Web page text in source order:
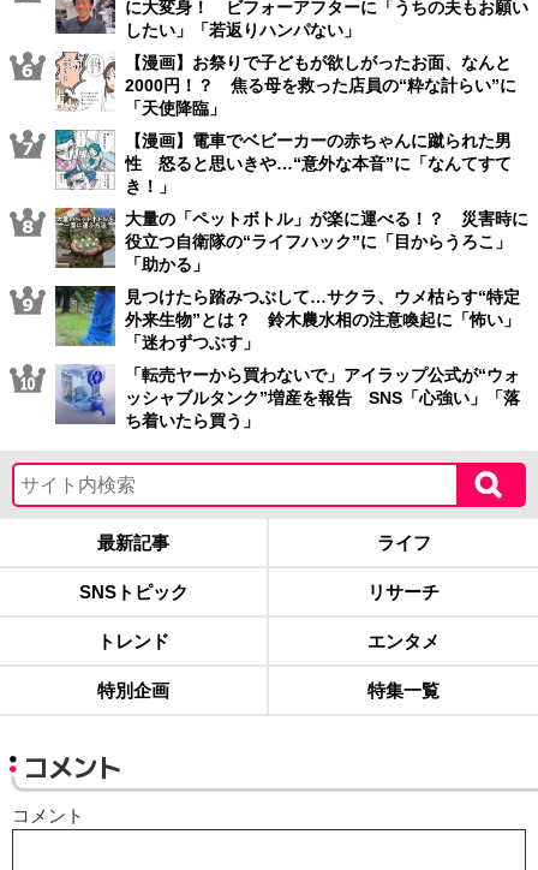
に大変身！ ビフォーアフターに「うちの夫もお願い
したい」「若返りハンパない」
【漫画】お祭りで子どもが欲しがったお面、なんと
2000円！？ 焦る母を救った店員の“粋な計らい”に
「天使降臨」
【漫画】電車でベビーカーの赤ちゃんに蹴られた男
性 怒ると思いきや…“意外な本音”に「なんてすて
き！」
大量の「ペットボトル」が楽に運べる！？ 災害時に
役立つ自衛隊の“ライフハック”に「目からうろこ」
「助かる」
見つけたら踏みつぶして…サクラ、ウメ枯らす“特定
外来生物”とは？ 鈴木農水相の注意喚起に「怖い」
「迷わずつぶす」
「転売ヤーから買わないで」アイラップ公式が“ウォ
ッシャブルタンク”増産を報告 SNS「心強い」「落
ち着いたら買う」
最新記事 ライフ
SNSトピック リサーチ
トレンド エンタメ
特別企画 特集一覧
コメント
コメント